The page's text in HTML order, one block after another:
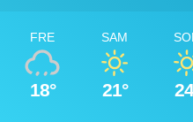
FRE
18°
SAM
21°